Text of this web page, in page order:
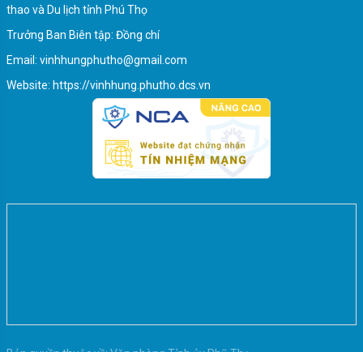
Một số nguyên tắc, trình tự bỏ phiếu, nội quy
phòng bỏ phiếu
thao và Du lịch tỉnh Phú Thọ
Trưởng Ban Biên tập: Đồng chí
Email: vinhhungphutho@gmail.com
Website: https://vinhhung.phutho.dcs.vn